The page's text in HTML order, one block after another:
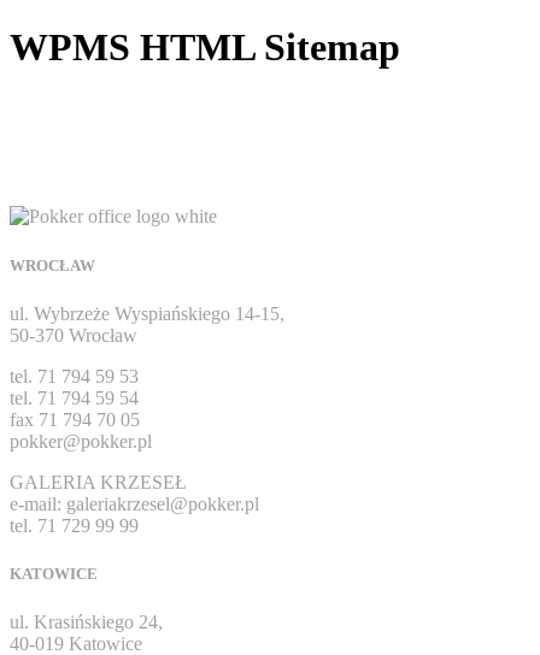
WPMS HTML Sitemap
WROCŁAW
ul. Wybrzeże Wyspiańskiego 14-15,
50-370 Wrocław
tel. 71 794 59 53
tel. 71 794 59 54
fax 71 794 70 05
pokker@pokker.pl
GALERIA KRZESEŁ
e-mail: galeriakrzesel@pokker.pl
tel. 71 729 99 99
KATOWICE
ul. Krasińskiego 24,
40-019 Katowice